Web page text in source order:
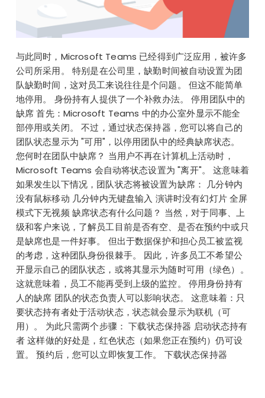
与此同时，Microsoft Teams 已经得到广泛应用，被许多
公司所采用。 特别是在公司里，缺勤时间被自动设置为团
队缺勤时间，这对员工来说往往是个问题。 但这不能简单
地停用。 身份持有人提供了一个补救办法。 停用团队中的
缺席 首先：Microsoft Teams 中的办公室外显示不能全
部停用或关闭。 不过，通过状态保持器，您可以将自己的
团队状态显示为 "可用"，以停用团队中的经典缺席状态。
您何时在团队中缺席？ 当用户不再在计算机上活动时，
Microsoft Teams 会自动将状态设置为 "离开"。 这意味着
如果发生以下情况，团队状态将被设置为缺席： 几分钟内
没有鼠标移动 几分钟内无键盘输入 演讲时没有幻灯片 全屏
模式下无视频 缺席状态有什么问题？ 当然，对于同事、上
级和客户来说，了解员工目前是否有空、是否在预约中或只
是缺席也是一件好事。 但出于数据保护和担心员工被监视
的考虑，这种团队身份很棘手。 因此，许多员工不希望公
开显示自己的团队状态，或将其显示为随时可用（绿色）。
这就意味着，员工不能再受到上级的监控。 停用身份持有
人的缺席 团队的状态负责人可以影响状态。 这意味着：只
要状态持有者处于活动状态，状态就会显示为联机（可
用）。 为此只需两个步骤： 下载状态保持器 启动状态持有
者 这样做的好处是，红色状态（如果您正在预约）仍可设
置。 预约后，您可以立即恢复工作。 下载状态保持器